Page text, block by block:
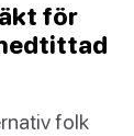
för
folk